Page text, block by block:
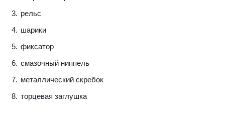
рельс
шарики
фиксатор
смазочный ниппель
металлический скребок
торцевая заглушка